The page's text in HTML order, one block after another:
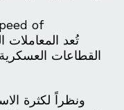
of
القطاعات
ونظراً لكثرة